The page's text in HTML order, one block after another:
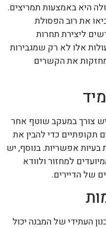
היא באמצעות תמריצים.
את רוב הפסולת
ליצירת תחרות
אלו לא רק שמגבירות
את הקשרים
צורך במעקב שוטף אחר
תקופתיים כדי להבין את
אפשריות. בנוסף, יש
למחזור ולוודא
של הדיירים.
העתידי של המבנה יכול